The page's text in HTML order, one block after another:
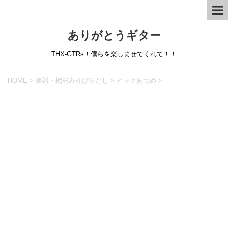
ありがとうギター
THX-GTRs！僕らを楽しませてくれて！！
HOME > 楽器・機材みせびらかし > ピックあつめ >